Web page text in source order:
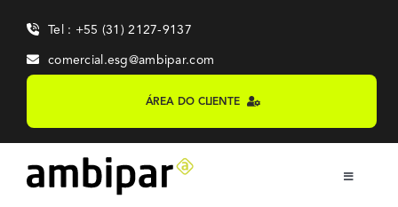
content
Tel : +55 (31) 2127-9137
comercial.esg@ambipar.com
ÁREA DO CLIENTE
Toggle